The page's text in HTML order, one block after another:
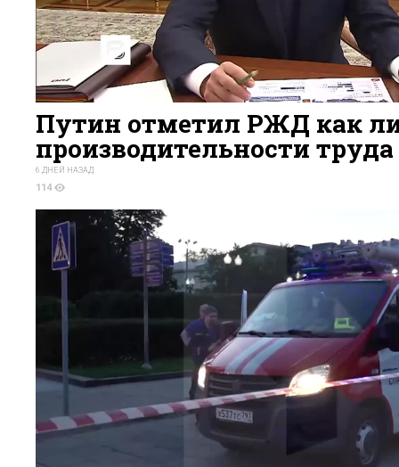
Путин отметил РЖД как
производительности труда
6 ДНЕЙ НАЗАД
114